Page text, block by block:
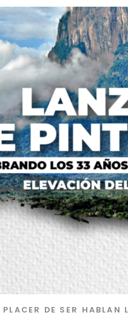
DE SER HABLAN